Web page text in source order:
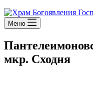
Меню
мкр. Сходня